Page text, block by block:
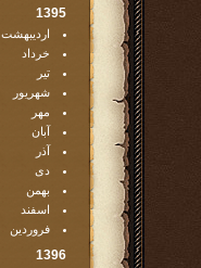
1395
اردیبهشت
خرداد
تیر
شهریور
مهر
آبان
آذر
دی
بهمن
اسفند
فروردین
1396